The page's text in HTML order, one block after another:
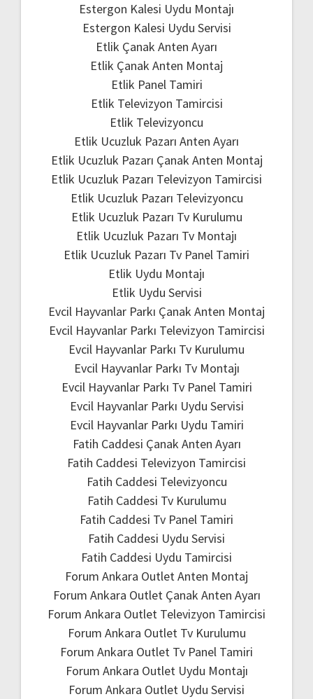
Estergon Kalesi Uydu Montajı
Estergon Kalesi Uydu Servisi
Etlik Çanak Anten Ayarı
Etlik Çanak Anten Montaj
Etlik Panel Tamiri
Etlik Televizyon Tamircisi
Etlik Televizyoncu
Etlik Ucuzluk Pazarı Anten Ayarı
Etlik Ucuzluk Pazarı Çanak Anten Montaj
Etlik Ucuzluk Pazarı Televizyon Tamircisi
Etlik Ucuzluk Pazarı Televizyoncu
Etlik Ucuzluk Pazarı Tv Kurulumu
Etlik Ucuzluk Pazarı Tv Montajı
Etlik Ucuzluk Pazarı Tv Panel Tamiri
Etlik Uydu Montajı
Etlik Uydu Servisi
Evcil Hayvanlar Parkı Çanak Anten Montaj
Evcil Hayvanlar Parkı Televizyon Tamircisi
Evcil Hayvanlar Parkı Tv Kurulumu
Evcil Hayvanlar Parkı Tv Montajı
Evcil Hayvanlar Parkı Tv Panel Tamiri
Evcil Hayvanlar Parkı Uydu Servisi
Evcil Hayvanlar Parkı Uydu Tamiri
Fatih Caddesi Çanak Anten Ayarı
Fatih Caddesi Televizyon Tamircisi
Fatih Caddesi Televizyoncu
Fatih Caddesi Tv Kurulumu
Fatih Caddesi Tv Panel Tamiri
Fatih Caddesi Uydu Servisi
Fatih Caddesi Uydu Tamircisi
Forum Ankara Outlet Anten Montaj
Forum Ankara Outlet Çanak Anten Ayarı
Forum Ankara Outlet Televizyon Tamircisi
Forum Ankara Outlet Tv Kurulumu
Forum Ankara Outlet Tv Panel Tamiri
Forum Ankara Outlet Uydu Montajı
Forum Ankara Outlet Uydu Servisi